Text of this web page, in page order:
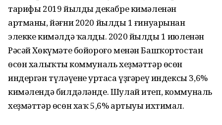
тарифы 2019 йылдың декабре кимәленән
артманы, йәғни 2020 йылдың 1 ғинуарынан
элекке кимәлдә ҡалды. 2020 йылдың 1 июленән
Рәсәй Хөкүмәте бойороғо менән Башҡортостан
өсөн халыҡтың коммуналь хеҙмәттәр өсөн
индергән түләүенең уртаса үҙгәреү индексы 3,6%
кимәлендә билдәләнде. Шулай итеп, коммуналь
хеҙмәттәр өсөн хаҡ 5,6% артыуы ихтимал.